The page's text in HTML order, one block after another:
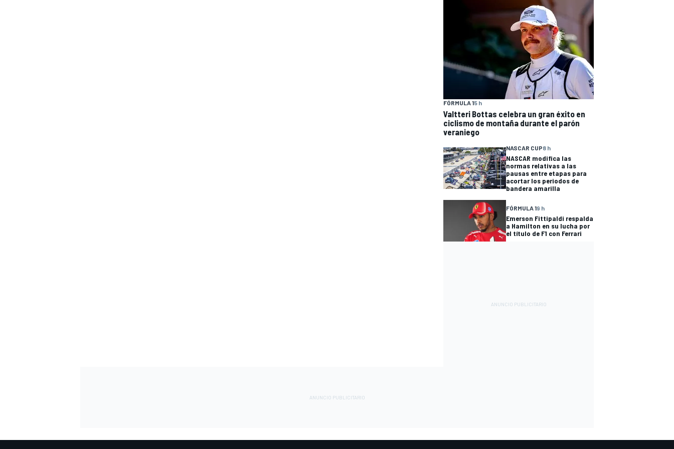
FÓRMULA 15 h
Valtteri Bottas celebra un gran éxito en
ciclismo de montaña durante el parón
veraniego
NASCAR CUP8 h
NASCAR modifica las
normas relativas a las
pausas entre etapas para
acortar los periodos de
bandera amarilla
FÓRMULA 19 h
Emerson Fittipaldi respalda
a Hamilton en su lucha por
el título de F1 con Ferrari